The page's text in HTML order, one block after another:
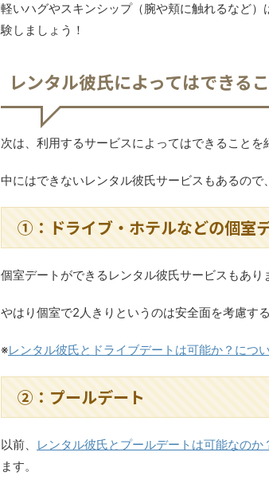
軽いハグやスキンシップ（腕や頬に触れるなど
験しましょう！
レンタル彼氏によってはできる
次は、利用するサービスによってはできることを
中にはできないレンタル彼氏サービスもあるので
①：ドライブ・ホテルなどの個室
個室デートができるレンタル彼氏サービスもあ
やはり個室で2人きりというのは安全面を考慮す
※レンタル彼氏とドライブデートは可能か？につ
②：プールデート
以前、 レンタル彼氏とプールデートは可能なのか
ます。